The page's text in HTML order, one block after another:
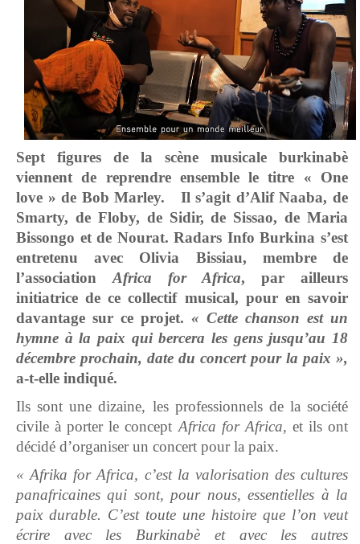
Sept figures de la scène musicale burkinabè
viennent de reprendre ensemble le titre « One
love » de Bob Marley. Il s’agit d’Alif Naaba, de
Smarty, de Floby, de Sidir, de Sissao, de Maria
Bissongo et de Nourat. Radars Info Burkina s’est
entretenu avec Olivia Bissiau, membre de
l’association Africa for Africa, par ailleurs
initiatrice de ce collectif musical, pour en savoir
davantage sur ce projet. « Cette chanson est un
hymne à la paix qui bercera les gens jusqu’au 18
décembre prochain, date du concert pour la paix »,
a-t-elle indiqué.
Ils sont une dizaine, les professionnels de la société
civile à porter le concept Africa for Africa, et ils ont
décidé d’organiser un concert pour la paix.
« Afrika for Africa, c’est la valorisation des cultures
panafricaines qui sont, pour nous, essentielles à la
paix durable. C’est toute une histoire que l’on veut
écrire avec les Burkinabè et avec les autres